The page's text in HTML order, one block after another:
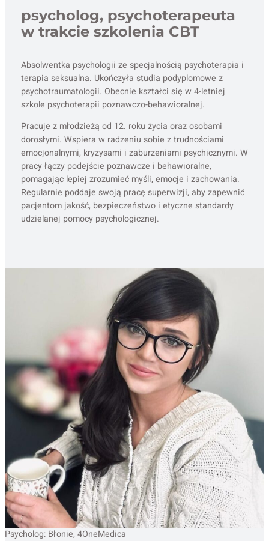
psycholog, psychoterapeuta
w trakcie szkolenia CBT
Absolwentka psychologii ze specjalnością psychoterapia i
terapia seksualna. Ukończyła studia podyplomowe z
psychotraumatologii. Obecnie kształci się w 4-letniej
szkole psychoterapii poznawczo-behawioralnej.
Pracuje z młodzieżą od 12. roku życia oraz osobami
dorosłymi. Wspiera w radzeniu sobie z trudnościami
emocjonalnymi, kryzysami i zaburzeniami psychicznymi. W
pracy łączy podejście poznawcze i behawioralne,
pomagając lepiej zrozumieć myśli, emocje i zachowania.
Regularnie poddaje swoją pracę superwizji, aby zapewnić
pacjentom jakość, bezpieczeństwo i etyczne standardy
udzielanej pomocy psychologicznej.
Psycholog: Błonie, 4OneMedica